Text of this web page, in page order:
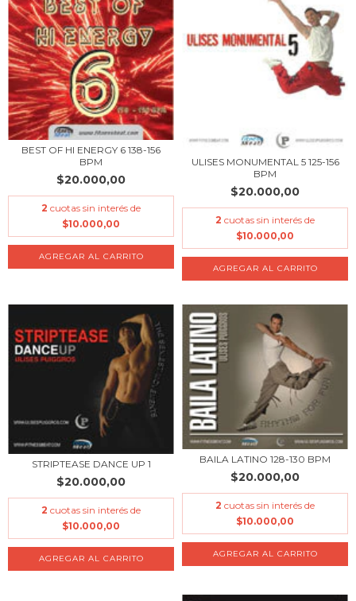
BEST OF HI ENERGY 6 138-156
BPM
$20.000,00
2 cuotas sin interés de
$10.000,00
ULISES MONUMENTAL 5 125-156
BPM
$20.000,00
2 cuotas sin interés de
$10.000,00
STRIPTEASE DANCE UP 1
$20.000,00
2 cuotas sin interés de
$10.000,00
BAILA LATINO 128-130 BPM
$20.000,00
2 cuotas sin interés de
$10.000,00